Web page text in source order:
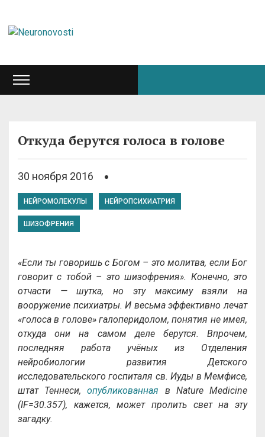
Откуда берутся голоса в голове
30 ноября 2016
НЕЙРОМОЛЕКУЛЫ НЕЙРОПСИХИАТРИЯ
ШИЗОФРЕНИЯ
«Если ты говоришь с Богом – это молитва, если Бог
говорит с тобой – это шизофрения». Конечно, это
отчасти — шутка, но эту максиму взяли на
вооружение психиатры. И весьма эффективно лечат
«голоса в голове» галоперидолом, понятия не имея,
откуда они на самом деле берутся. Впрочем,
последняя работа учёных из Отделения
нейробиологии развития Детского
исследовательского госпиталя св. Иуды в Мемфисе,
штат Теннеси,опубликованная в Nature Medicine
(IF=30.357), кажется, может пролить свет на эту
загадку.